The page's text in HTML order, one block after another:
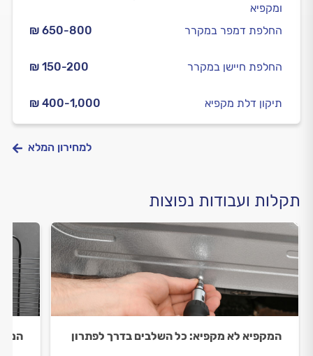
ומקפיא
₪ 650-800
החלפת דמפר במקרר
₪ 150-200 החלפת חיישן במקרר
₪ 400-1,000 תיקון דלת מקפיא
למחירון המלא
תקלות ועבודות נפוצות
המקפיא לא מקפיא: כל השלבים בדרך לפתרון